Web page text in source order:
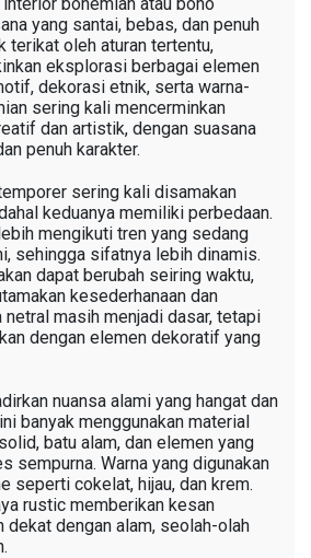
yang santai, bebas, dan penuh
terikat oleh aturan tertentu,
eksplorasi berbagai elemen
dekorasi etnik, serta warna-
sering kali mencerminkan
dan artistik, dengan suasana
penuh karakter.
sering kali disamakan
keduanya memiliki perbedaan.
mengikuti tren yang sedang
sehingga sifatnya lebih dinamis.
dapat berubah seiring waktu,
kesederhanaan dan
netral masih menjadi dasar, tetapi
dengan elemen dekoratif yang
nuansa alami yang hangat dan
banyak menggunakan material
batu alam, dan elemen yang
sempurna. Warna yang digunakan
seperti cokelat, hijau, dan krem.
rustic memberikan kesan
dekat dengan alam, seolah-olah